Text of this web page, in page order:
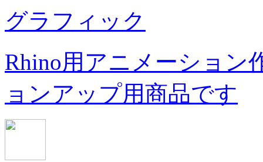
グラフィック
Rhino用アニメーション
ョンアップ用商品です